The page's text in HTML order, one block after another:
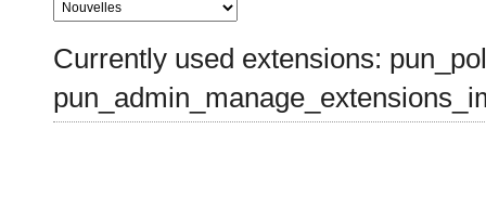
Currently used extensions: